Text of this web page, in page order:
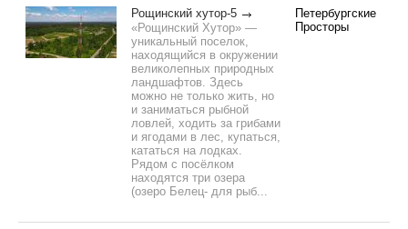
Рощинский хутор-5
«Рощинский Хутор» —
уникальный поселок,
находящийся в окружении
великолепных природных
ландшафтов. Здесь
можно не только жить, но
и заниматься рыбной
ловлей, ходить за грибами
и ягодами в лес, купаться,
кататься на лодках.
Рядом с посёлком
находятся три озера
(озеро Белец- для рыб...
Петербургские
Просторы